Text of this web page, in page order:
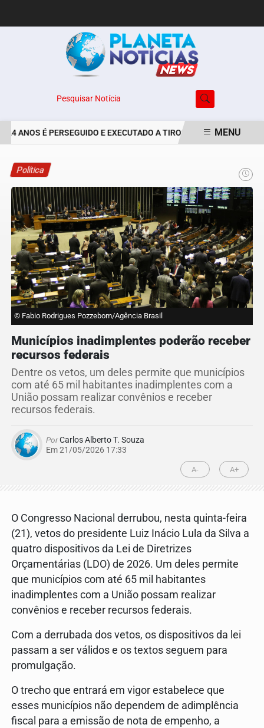
Pesquisar Notícia
ANOS É PERSEGUIDO E EXECUTADO A TIROS NO BAIRRO JARDIM
MENU
Política
© Fabio Rodrigues Pozzebom/Agência Brasil
Municípios inadimplentes poderão receber
recursos federais
Dentre os vetos, um deles permite que municípios
com até 65 mil habitantes inadimplentes com a
União possam realizar convênios e receber
recursos federais.
PorCarlos Alberto T. Souza
Em 21/05/2026 17:33
A- A+
O Congresso Nacional derrubou, nesta quinta-feira
(21), vetos do presidente Luiz Inácio Lula da Silva a
quatro dispositivos da Lei de Diretrizes
Orçamentárias (LDO) de 2026. Um deles permite
que municípios com até 65 mil habitantes
inadimplentes com a União possam realizar
convênios e receber recursos federais.
Com a derrubada dos vetos, os dispositivos da lei
passam a ser válidos e os textos seguem para
promulgação.
O trecho que entrará em vigor estabelece que
esses municípios não dependem de adimplência
fiscal para a emissão de nota de empenho, a